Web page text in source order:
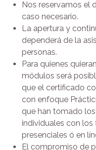
Nos reservamos el
caso necesario.
La apertura y
dependerá de la
personas.
Para quienes
módulos será
que el certificado
con enfoque
que han tomado
individuales con los
presenciales ó en
El compromiso de